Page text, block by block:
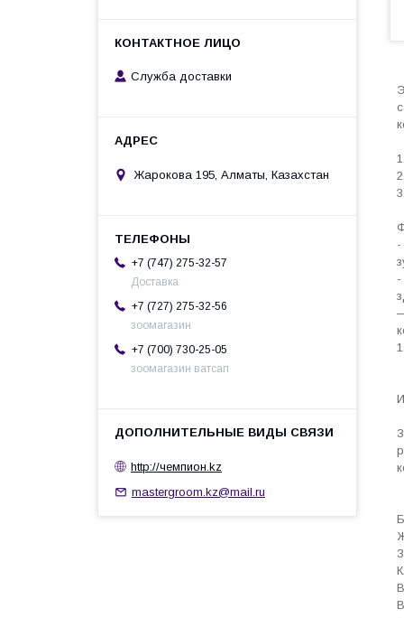
-
-
Служба доставки
Жарокова 195, Алматы, Казахстан
+7 (747) 275-32-57
Доставка
+7 (727) 275-32-56
зоомагазин
+7 (700) 730-25-05
зоомагазин ватсап
http://чемпион.kz
mastergroom.kz@mail.ru